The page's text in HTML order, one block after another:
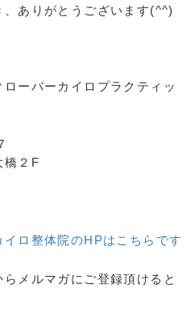
ありがとうございます(^^)
ーバーカイロプラクティッ
橋２F
ロ整体院のHPはこちらです
メルマガにご登録頂けると